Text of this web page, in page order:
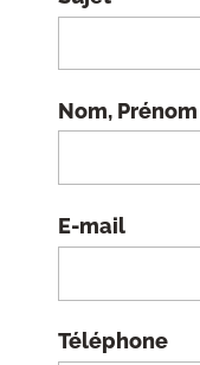
Nom, Prénom
E-mail
Téléphone